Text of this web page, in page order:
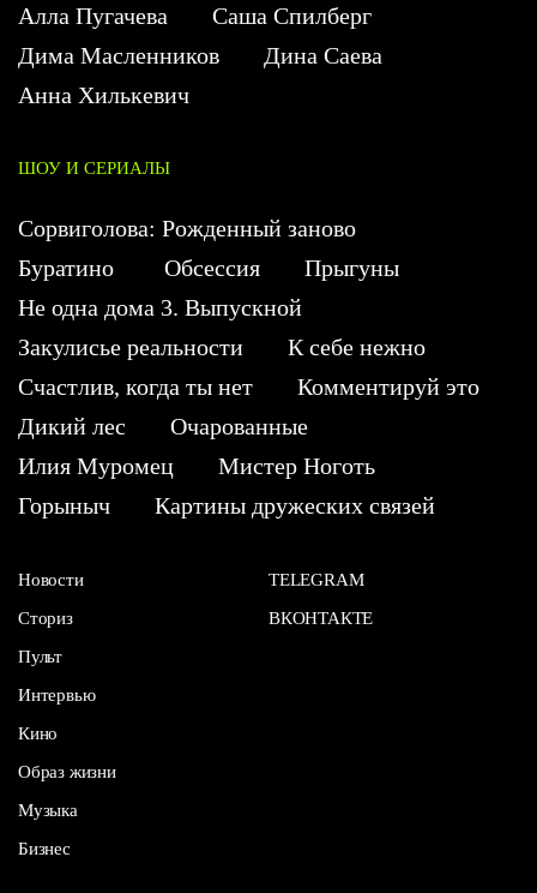
Алла Пугачева
Саша Спилберг
Дима Масленников
Дина Саева
Анна Хилькевич
ШОУ И СЕРИАЛЫ
Сорвиголова: Рожденный заново
Буратино
Обсессия
Прыгуны
Не одна дома 3. Выпускной
Закулисье реальности
К себе нежно
Счастлив, когда ты нет
Комментируй это
Дикий лес
Очарованные
Илия Муромец
Мистер Ноготь
Горыныч
Картины дружеских связей
Новости
Сториз
Пульт
Интервью
Кино
Образ жизни
Музыка
Бизнес
TELEGRAM
ВКОНТАКТЕ